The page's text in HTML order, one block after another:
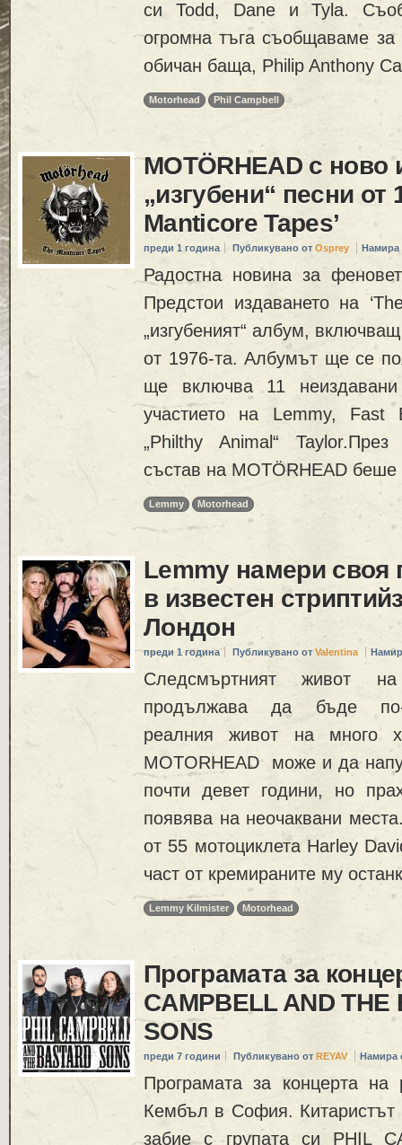
си Todd, Dane и Tyla.
огромна тъга съобщаваме
обичан баща, Philip Anthony
Motorhead Phil Campbell
MOTÖRHEAD с ново
„изгубени“ песни от
Manticore Tapes’
преди 1 година Публикувано от Osprey Намира
Радостна новина за
Предстои издаването на
„изгубеният“ албум,
от 1976-та. Албумът ще се
ще включва 11
участието на Lemmy,
„Philthy Animal“
състав на MOTÖRHEAD
Lemmy Motorhead
Lemmy намери своя
в известен
Лондон
преди 1 година Публикувано от Valentina
Следсмъртният живот
продължава да бъде по-
реалния живот на много
MOTORHEAD може и да
почти девет години, но
появява на неочаквани
от 55 мотоциклета Harley
част от кремираните му
Lemmy Kilmister Motorhead
Програмата за
CAMPBELL AND THE
SONS
преди 7 години Публикувано от REYAV Намира
Програмата за концерта
Кембъл в София.
забие с групата си PHIL